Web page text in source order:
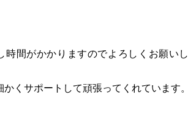
間がかかりますのでよろしくお願い
くサポートして頑張ってくれています。